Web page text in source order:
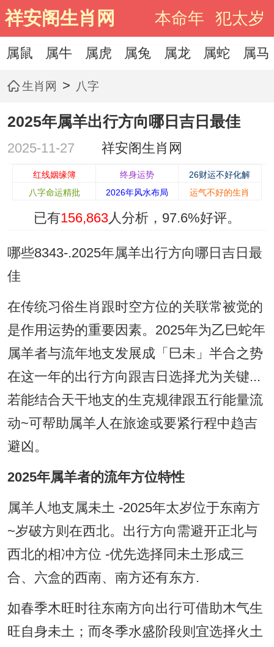
祥安阁生肖网 本命年 犯太岁
属鼠 属牛 属虎 属兔 属龙 属蛇 属马
生肖网 > 八字
2025年属羊出行方向哪日吉日最佳
2025-11-27 祥安阁生肖网
红线姻缘簿 终身运势
26财运不好化解
八字命运精批
2026年风水布局 运气不好的生肖
已有156,863人分析， 97.6%好评。
哪些8343-.2025年属羊出行方向哪日吉日最
佳
在传统习俗生肖跟时空方位的关联常被觉的
是作用运势的重要因素。2025年为乙巳蛇年
属羊者与流年地支发展成「巳未」半合之势
在这一年的出行方向跟吉日选择尤为关键...
若能结合天干地支的生克规律跟五行能量流
动~可帮助属羊人在旅途或要紧行程中趋吉
避凶。
2025年属羊者的流年方位特性
属羊人地支属未土 -2025年太岁位于东南方
~岁破方则在西北。出行方向需避开正北与
西北的相冲方位 -优先选择同未土形成三
合、六盒的西南、南方还有东方.
如春季木旺时往东南方向出行可借助木气生
旺自身未土；而冬季水盛阶段则宜选择火土